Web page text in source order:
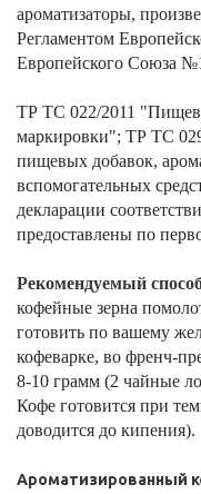
ароматизаторы,
Регламентом
Европейского Союза
ТР ТС 022/2011
маркировки"; ТР ТС
пищевых добавок,
вспомогательных
декларации
предоставлены по
Рекомендуемый
кофейные зерна
готовить по вашему
кофеварке, во френч-
8-10 грамм (2 чайные
Кофе готовится при
доводится до кипения).
Ароматизированный